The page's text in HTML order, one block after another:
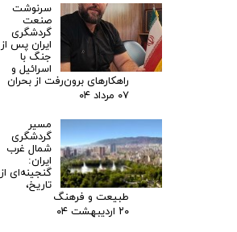
سرنوشت
صنعت
گردشگری
ایران پس از
جنگ با
اسرائیل و
راهکارهای برون‌رفت از بحران
۰۷ مرداد ۰۴
مسیر
گردشگری
شمال غرب
ایران:
گنجینه‌ای از
تاریخ،
طبیعت و فرهنگ
۲۰ اردیبهشت ۰۴